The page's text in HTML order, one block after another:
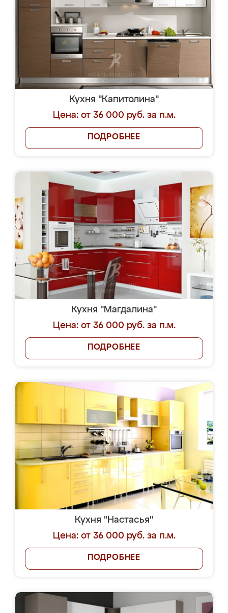
Кухня "Капитолина"
Цена: от 36 000 руб. за п.м.
ПОДРОБНЕЕ
Кухня "Магдалина"
Цена: от 36 000 руб. за п.м.
ПОДРОБНЕЕ
Кухня "Настасья"
Цена: от 36 000 руб. за п.м.
ПОДРОБНЕЕ